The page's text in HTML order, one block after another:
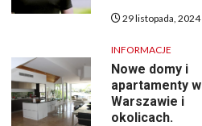
29 listopada, 2024
INFORMACJE
Nowe domy i
apartamenty w
Warszawie i
okolicach.